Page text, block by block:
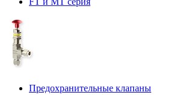
Предохранительные клапаны